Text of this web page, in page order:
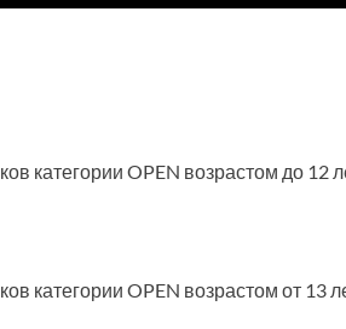
категории OPEN возрастом до 12
категории OPEN возрастом от 13